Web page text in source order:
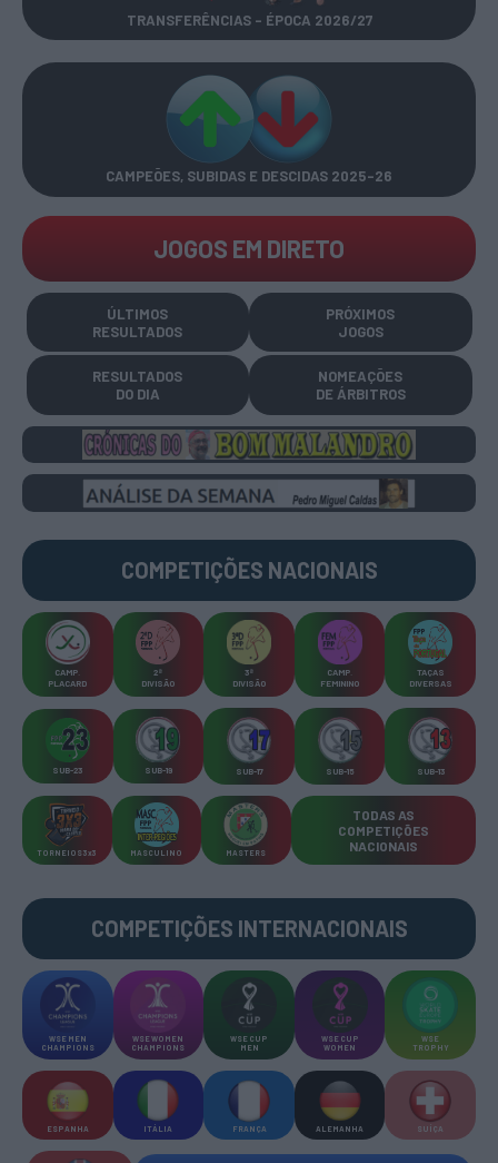
TRANSFERÊNCIAS - ÉPOCA 2026/27
CAMPEÕES, SUBIDAS E DESCIDAS 2025-26
JOGOS EM DIRETO
ÚLTIMOS
RESULTADOS
PRÓXIMOS
JOGOS
RESULTADOS
DO DIA
NOMEAÇÕES
DE ÁRBITROS
COMPETIÇÕES NACIONAIS
CAMP
PLACARD
2ª
DIVISÃO
3ª
DIVISÃO
CAMP
FEMININO
TAÇAS
DIVERSAS
SUB-23 SUB-19 SUB-17 SUB-15 SUB-13
TORNEIOS 3x3 MASCULINO MASTERS
TODAS AS
COMPETIÇÕES
NACIONAIS
COMPETIÇÕES INTERNACIONAIS
WSE MEN
CHAMPIONS
WSE WOMEN
CHAMPIONS
WSE CUP
MEN
WSE CUP
WOMEN
WSE
TROPHY
ESPANHA ITÁLIA FRANÇA ALEMANHA SUÍÇA